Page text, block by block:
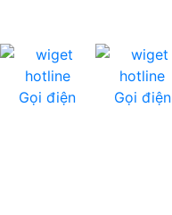
Gọi điện Gọi điện